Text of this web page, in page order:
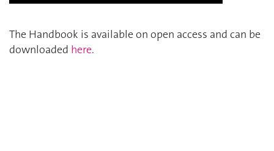
The Handbook is available on open access and can be
downloaded here.